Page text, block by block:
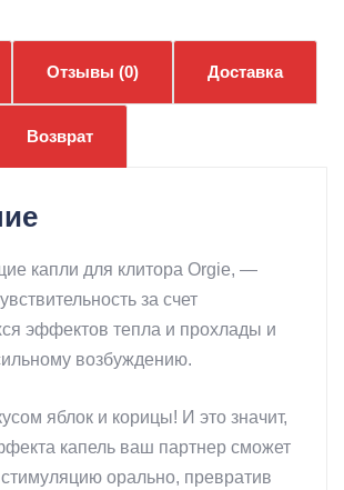
Отзывы (0) Доставка
Возврат
капли для клитора Orgie, —
за счет
эффектов тепла и прохлады и
возбуждению.
яблок и корицы! И это значит,
капель ваш партнер сможет
орально, превратив